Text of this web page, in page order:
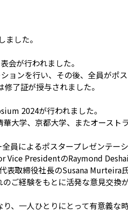
した。
会が行われました。
ンを行い、その後、全員がポ
了証が授与されました。
2024が行われました。
大学、京都大学、またオース
員によるポスタープレゼンテー
PresidentのRaymond
取締役社長のSusana
ご経験をもとに活発な意見交換
、一人ひとりにとって有意義な